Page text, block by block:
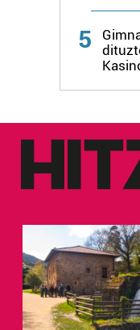
Webgune honek
fitxategiak erabiltzen
zerbitzuak
baliatzen gara. Ohar
erabiltzeko baimen
5